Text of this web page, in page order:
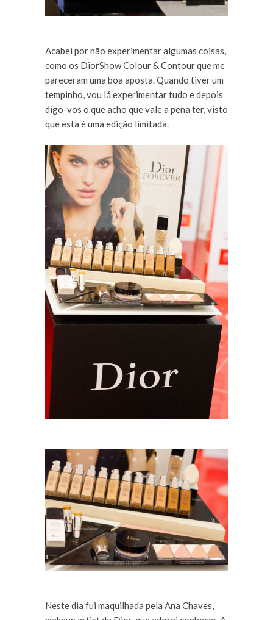
Acabei por não experimentar algumas coisas,
como os DiorShow Colour & Contour que me
pareceram uma boa aposta. Quando tiver um
tempinho, vou lá experimentar tudo e depois
digo-vos o que acho que vale a pena ter, visto
que esta é uma edição limitada.
Neste dia fui maquilhada pela Ana Chaves,